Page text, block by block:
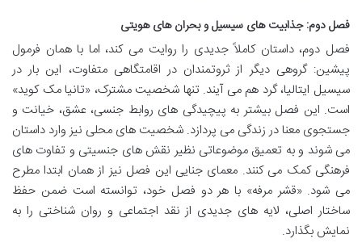
فصل دوم: جذابیت های سیسیل و بحران های هویتی
فصل دوم، داستان کاملاً جدیدی را روایت می کند، اما با همان فرمول
پیشین: گروهی دیگر از ثروتمندان در اقامتگاهی متفاوت، این بار در
سیسیل ایتالیا، گرد هم می آیند. تنها شخصیت مشترک، «تانیا مک کوید»
است. این فصل بیشتر به پیچیدگی های روابط جنسی، عشق، خیانت و
جستجوی معنا در زندگی می پردازد. شخصیت های محلی نیز وارد داستان
می شوند و به تعمیق موضوعاتی نظیر نقش های جنسیتی و تفاوت های
فرهنگی کمک می کنند. معمای جنایی این فصل نیز از همان ابتدا مطرح
می شود. «قشر مرفه» با هر دو فصل خود، توانسته است ضمن حفظ
ساختار اصلی، لایه های جدیدی از نقد اجتماعی و روان شناختی را به
نمایش بگذارد.